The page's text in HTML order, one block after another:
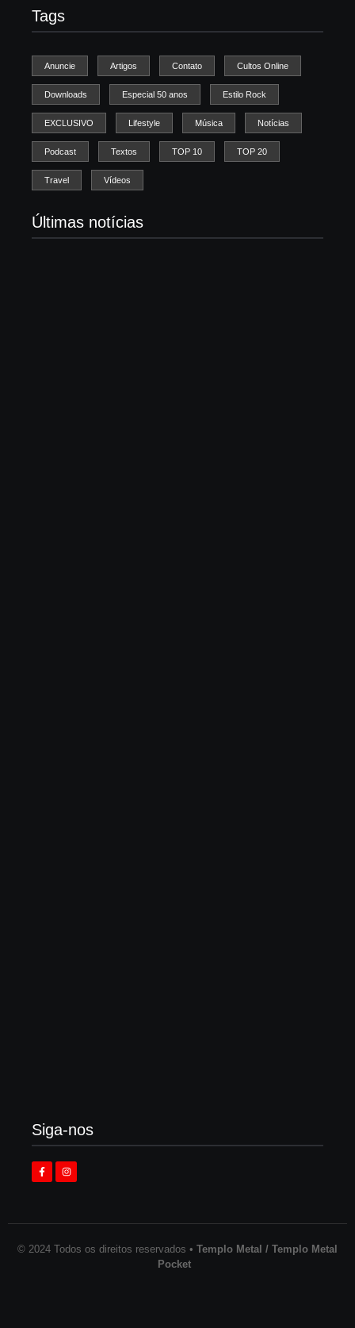
Tags
Anuncie Artigos Contato Cultos Online
Downloads Especial 50 anos Estilo Rock
EXCLUSIVO Lifestyle Música Notícias
Podcast Textos TOP 10 TOP 20
Travel Vídeos
Últimas notícias
Siga-nos
© 2024 Todos os direitos reservados • Templo Metal / Templo Metal
Pocket